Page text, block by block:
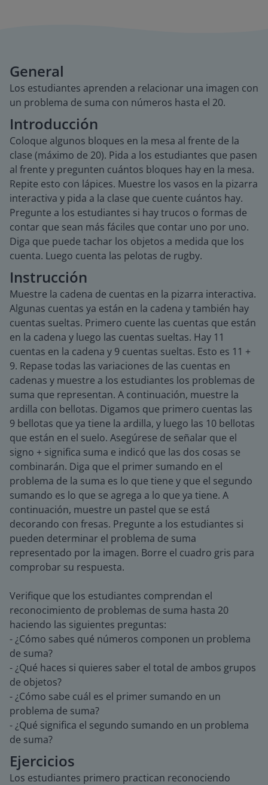
General
Los estudiantes aprenden a relacionar una imagen con
un problema de suma con números hasta el 20.
Introducción
Coloque algunos bloques en la mesa al frente de la
clase (máximo de 20). Pida a los estudiantes que pasen
al frente y pregunten cuántos bloques hay en la mesa.
Repite esto con lápices. Muestre los vasos en la pizarra
interactiva y pida a la clase que cuente cuántos hay.
Pregunte a los estudiantes si hay trucos o formas de
contar que sean más fáciles que contar uno por uno.
Diga que puede tachar los objetos a medida que los
cuenta. Luego cuenta las pelotas de rugby.
Instrucción
Muestre la cadena de cuentas en la pizarra interactiva.
Algunas cuentas ya están en la cadena y también hay
cuentas sueltas. Primero cuente las cuentas que están
en la cadena y luego las cuentas sueltas. Hay 11
cuentas en la cadena y 9 cuentas sueltas. Esto es 11 +
9. Repase todas las variaciones de las cuentas en
cadenas y muestre a los estudiantes los problemas de
suma que representan. A continuación, muestre la
ardilla con bellotas. Digamos que primero cuentas las
9 bellotas que ya tiene la ardilla, y luego las 10 bellotas
que están en el suelo. Asegúrese de señalar que el
signo + significa suma e indicó que las dos cosas se
combinarán. Diga que el primer sumando en el
problema de la suma es lo que tiene y que el segundo
sumando es lo que se agrega a lo que ya tiene. A
continuación, muestre un pastel que se está
decorando con fresas. Pregunte a los estudiantes si
pueden determinar el problema de suma
representado por la imagen. Borre el cuadro gris para
comprobar su respuesta.
Verifique que los estudiantes comprendan el
reconocimiento de problemas de suma hasta 20
haciendo las siguientes preguntas:
- ¿Cómo sabes qué números componen un problema
de suma?
- ¿Qué haces si quieres saber el total de ambos grupos
de objetos?
- ¿Cómo sabe cuál es el primer sumando en un
problema de suma?
- ¿Qué significa el segundo sumando en un problema
de suma?
Ejercicios
Los estudiantes primero practican reconociendo